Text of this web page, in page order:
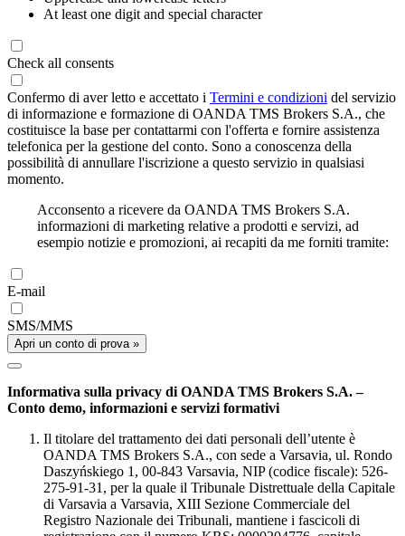
At least one digit and special character
Check all consents
Confermo di aver letto e accettato i Termini e condizioni del servizio
di informazione e formazione di OANDA TMS Brokers S.A., che
costituisce la base per contattarmi con l'offerta e fornire assistenza
telefonica per la gestione del conto. Sono a conoscenza della
possibilità di annullare l'iscrizione a questo servizio in qualsiasi
momento.
Acconsento a ricevere da OANDA TMS Brokers S.A.
informazioni di marketing relative a prodotti e servizi, ad
esempio notizie e promozioni, ai recapiti da me forniti tramite:
E-mail
SMS/MMS
Apri un conto di prova »
Informativa sulla privacy di OANDA TMS Brokers S.A. –
Conto demo, informazioni e servizi formativi
Il titolare del trattamento dei dati personali dell’utente è
OANDA TMS Brokers S.A., con sede a Varsavia, ul. Rondo
Daszyńskiego 1, 00-843 Varsavia, NIP (codice fiscale): 526-
275-91-31, per la quale il Tribunale Distrettuale della Capitale
di Varsavia a Varsavia, XIII Sezione Commerciale del
Registro Nazionale dei Tribunali, mantiene i fascicoli di